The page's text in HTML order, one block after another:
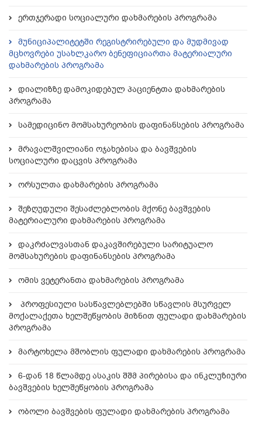
ერთჯერადი სოციალური დახმარების პროგრამა
მუნიციპალიტეტში რეგისტრირებული და მუდმივად
მცხოვრები უსახლკარო ბენეფიციართა მატერიალური
დახმარების პროგრამა
დიალიზზე დამოკიდებულ პაციენტთა დახმარების
პროგრამა
სამედიცინო მომსახურეობის დაფინანსების პროგრამა
მრავალშვილიანი ოჯახებისა და ბავშვების
სოციალური დაცვის პროგრამა
ორსულთა დახმარების პროგრამა
შეზღუდული შესაძლებლობის მქონე ბავშვების
მატერიალური დახმარების პროგრამა
დაკრძალვასთან დაკავშირებული სარიტუალო
მომსახურების დაფინანსების პროგრამა
ომის ვეტერანთა დახმარების პროგრამა
პროფესიული სასწავლებლებში სწავლის მსურველ
მოქალაქეთა ხელშეწყობის მიზნით ფულადი დახმარების
პროგრამა
მარტოხელა მშობლის ფულადი დახმარების პროგრამა
6-დან 18 წლამდე ასაკის შშმ პირებისა და ინკლუზიური
ბავშვების ხელშეწყობის პროგრამა
ობოლი ბავშვების ფულადი დახმარების პროგრამა